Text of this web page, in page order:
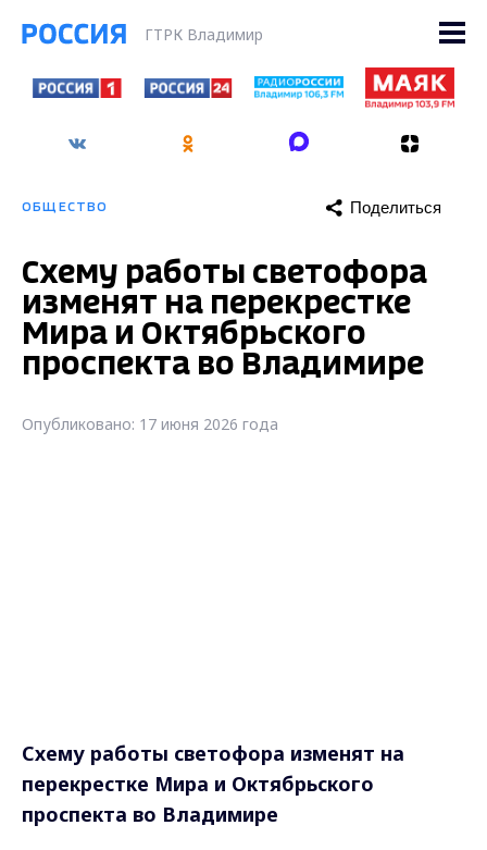
ГТРК Владимир
ОБЩЕСТВО Поделиться
Схему работы светофора
изменят на перекрестке
Мира и Октябрьского
проспекта во Владимире
Опубликовано: 17 июня 2026 года
Схему работы светофора изменят на
перекрестке Мира и Октябрьского
проспекта во Владимире